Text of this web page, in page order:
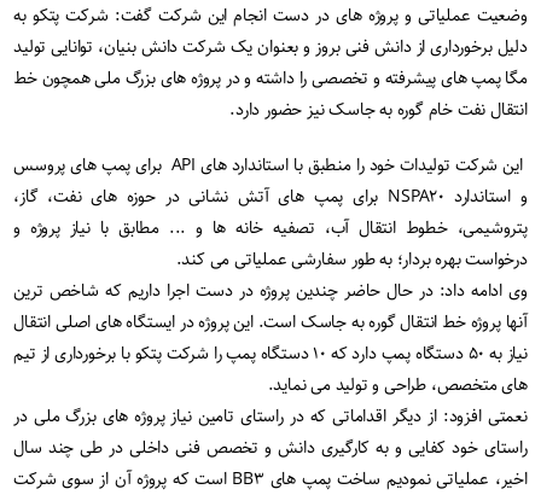
وضعیت عملیاتی و پروژه های در دست انجام این شرکت گفت: شرکت پتکو به
دلیل برخورداری از دانش فنی بروز و بعنوان یک شرکت دانش بنیان، توانایی تولید
مگا پمپ های پیشرفته و تخصصی را داشته و در پروژه های بزرگ ملی همچون خط
انتقال نفت خام گوره به جاسک نیز حضور دارد.
این شرکت تولیدات خود را منطبق با استاندارد های API برای پمپ های پروسس
و استاندارد NSPA۲۰ برای پمپ های آتش نشانی در حوزه های نفت، گاز،
پتروشیمی، خطوط انتقال آب، تصفیه خانه ها و ... مطابق با نیاز پروژه و
درخواست بهره بردار؛ به طور سفارشی عملیاتی می کند.
وی ادامه داد: در حال حاضر چندین پروژه در دست اجرا داریم که شاخص ترین
آنها پروژه خط انتقال گوره به جاسک است. این پروژه در ایستگاه های اصلی انتقال
نیاز به ۵۰ دستگاه پمپ دارد که ۱۰ دستگاه پمپ را شرکت پتکو با برخورداری از تیم
های متخصص، طراحی و تولید می نماید.
نعمتی افزود: از دیگر اقداماتی که در راستای تامین نیاز پروژه های بزرگ ملی در
راستای خود کفایی و به کارگیری دانش و تخصص فنی داخلی در طی چند سال
اخیر، عملیاتی نمودیم ساخت پمپ های BB۳ است که پروژه آن از سوی شرکت